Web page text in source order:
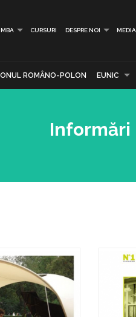
CURSURI DESPRE NOI MEDIA
ROMÂNO-POLON EUNIC
Informări